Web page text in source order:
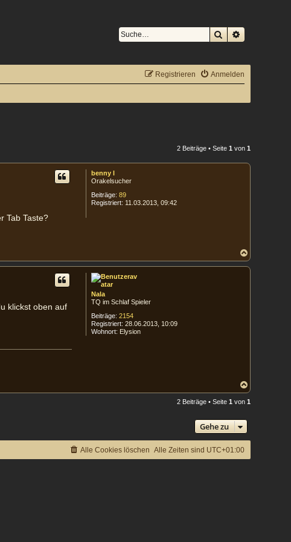
SucheErweiterte
Anmelden
Registrieren
2 Beiträge • Seite 1 von 1
benny l
Orakelsucher
Beiträge: 89
Registriert: 11.03.2013, 09:42
Tab Taste?
a
c
Nala
TQ im Schlaf Spieler
Beiträge: 2154
Registriert: 28.06.2013, 10:09
Wohnort: Elysion
klickst oben auf
a
c
n
2 Beiträge • Seite 1 von 1
Gehe zu
Alle Zeiten sind UTC+01:00
Alle Cookies löschen